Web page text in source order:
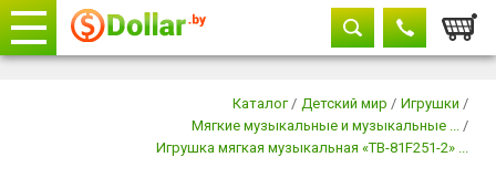
604-11-33
Каталог / Детский мир / Игрушки /
Мягкие музыкальные и музыкальные ... /
Игрушка мягкая музыкальная «ТВ-81F251-2» ...